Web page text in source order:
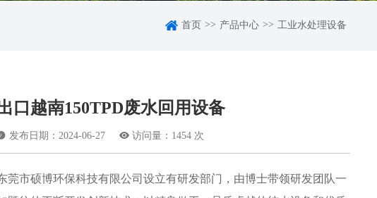
 首页 >> 产品中心 >> 工业水处理设备
口越南150TPD废水回用设备
发布日期：2024-06-27 访问量：1454 次
莞市硕博环保科技有限公司设立有研发部门，由博士带领研发团队一